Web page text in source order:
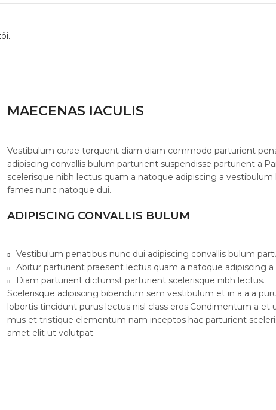
MAECENAS IACULIS
Vestibulum curae torquent diam diam commodo parturient
adipiscing convallis bulum parturient suspendisse parturient
scelerisque nibh lectus quam a natoque adipiscing a
fames nunc natoque dui.
ADIPISCING CONVALLIS BULUM
Vestibulum penatibus nunc dui adipiscing convallis bulum
Abitur parturient praesent lectus quam a natoque adipiscing
Diam parturient dictumst parturient scelerisque nibh lectus.
Scelerisque adipiscing bibendum sem vestibulum et in a a a
lobortis tincidunt purus lectus nisl class eros.Condimentum a et
mus et tristique elementum nam inceptos hac parturient
amet elit ut volutpat.